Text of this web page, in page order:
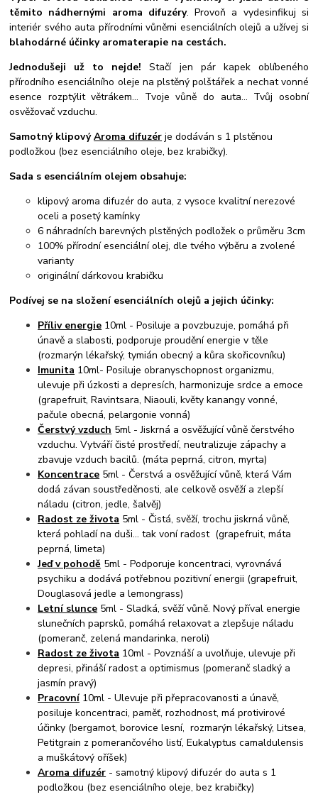
těmito nádhernými aroma difuzéry. Provoň a vydesinfikuj si
interiér svého auta přírodními vůněmi esenciálních olejů a užívej si
blahodárné účinky aromaterapie na cestách.
Jednodušeji už to nejde!Stačí jen pár kapek oblíbeného
přírodního esenciálního oleje na plstěný polštářek a nechat vonné
esence rozptýlit větrákem... Tvoje vůně do auta... Tvůj osobní
osvěžovač vzduchu.
Samotný klipovýAroma difuzér je dodáván s 1 plstěnou
podložkou (bez esenciálního oleje, bez krabičky).
Sada s esenciálním olejem obsahuje:
klipový aroma difuzér do auta, z vysoce kvalitní nerezové
oceli a posetý kamínky
6 náhradních barevných plstěných podložek o průměru 3cm
100% přírodní esenciální olej, dle tvého výběru a zvolené
varianty
originální dárkovou krabičku
Podívej se na složení esenciálních olejů a jejich účinky:
Příliv energie 10ml - Posiluje a povzbuzuje, pomáhá při
únavě a slabosti, podporuje proudění energie v těle
(rozmarýn lékařský, tymián obecný a kůra skořicovníku)
Imunita 10ml- Posiluje obranyschopnost organizmu,
ulevuje při úzkosti a depresích, harmonizuje srdce a emoce
(grapefruit, Ravintsara, Niaouli, květy kanangy vonné,
pačule obecná, pelargonie vonná)
Čerstvý vzduch 5ml - Jiskrná a osvěžující vůně čerstvého
vzduchu. Vytváří čisté prostředí, neutralizuje zápachy a
zbavuje vzduch bacilů. (máta peprná, citron, myrta)
Koncentrace 5ml - Čerstvá a osvěžující vůně, která Vám
dodá závan soustředěnosti, ale celkově osvěží a zlepší
náladu (citron, jedle, šalvěj)
Radost ze života 5ml - Čistá, svěží, trochu jiskrná vůně,
která pohladí na duši... tak voní radost (grapefruit, máta
peprná, limeta)
Jeď v pohodě 5ml - Podporuje koncentraci, vyrovnává
psychiku a dodává potřebnou pozitivní energii (grapefruit,
Douglasová jedle a lemongrass)
Letní slunce 5ml - Sladká, svěží vůně. Nový příval energie
slunečních paprsků, pomáhá relaxovat a zlepšuje náladu
(pomeranč, zelená mandarinka, neroli)
Radost ze života 10ml - Povznáší a uvolňuje, ulevuje při
depresi, přináší radost a optimismus (pomeranč sladký a
jasmín pravý)
Pracovní10ml - Ulevuje při přepracovanosti a únavě,
posiluje koncentraci, paměť, rozhodnost, má protivirové
účinky (bergamot, borovice lesní, rozmarýn lékařský, Litsea,
Petitgrain z pomerančového listí, Eukalyptus camaldulensis
a muškátový oříšek)
Aroma difuzér - samotný klipový difuzér do auta s 1
podložkou (bez esenciálního oleje, bez krabičky)